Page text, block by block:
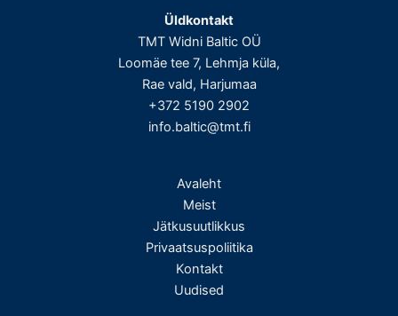
Üldkontakt
TMT Widni Baltic OÜ
Loomäe tee 7, Lehmja küla,
Rae vald, Harjumaa
+372 5190 2902
info.baltic@tmt.fi
Avaleht
Meist
Jätkusuutlikkus
Privaatsuspoliitika
Kontakt
Uudised